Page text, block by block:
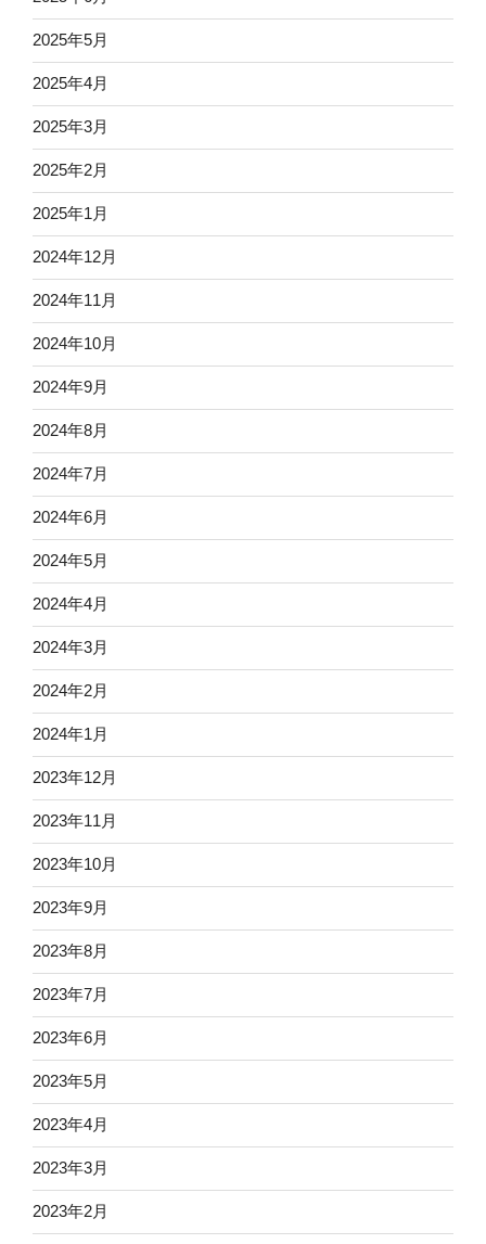
2025年5月
2025年4月
2025年3月
2025年2月
2025年1月
2024年12月
2024年11月
2024年10月
2024年9月
2024年8月
2024年7月
2024年6月
2024年5月
2024年4月
2024年3月
2024年2月
2024年1月
2023年12月
2023年11月
2023年10月
2023年9月
2023年8月
2023年7月
2023年6月
2023年5月
2023年4月
2023年3月
2023年2月